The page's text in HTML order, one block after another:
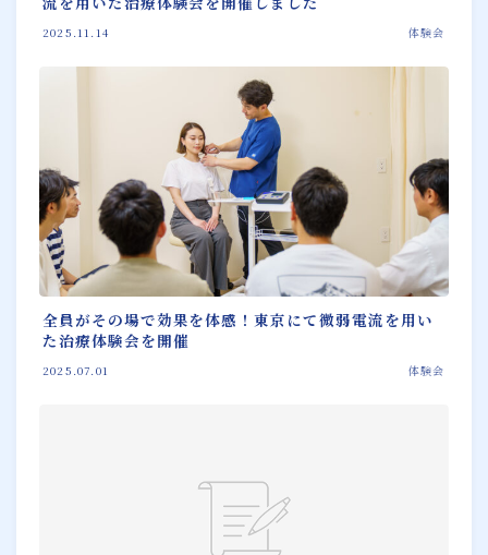
2025.11.14 体験会
全員がその場で効果を体感！東京にて微弱電流を用い
た治療体験会を開催
2025.07.01 体験会